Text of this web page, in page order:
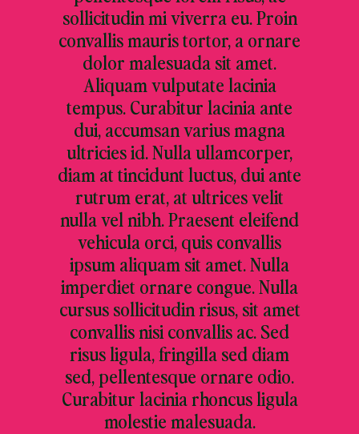
sollicitudin mi viverra eu. Proin
convallis mauris tortor, a ornare
dolor malesuada sit amet.
Aliquam vulputate lacinia
tempus. Curabitur lacinia ante
dui, accumsan varius magna
ultricies id. Nulla ullamcorper,
diam at tincidunt luctus, dui ante
rutrum erat, at ultrices velit
nulla vel nibh. Praesent eleifend
vehicula orci, quis convallis
ipsum aliquam sit amet. Nulla
imperdiet ornare congue. Nulla
cursus sollicitudin risus, sit amet
convallis nisi convallis ac. Sed
risus ligula, fringilla sed diam
sed, pellentesque ornare odio.
Curabitur lacinia rhoncus ligula
molestie malesuada.